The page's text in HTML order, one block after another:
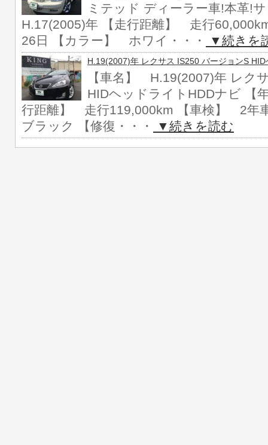
ミテッド ディーラー車!本革!
H.17(2005)年 【走行距離】 走行
26日 【カラー】 ホワイ・・・
▼続きを
H.19(2007)年 レクサス IS250 バージョンS
【車名】 H.19(2007)年 レク
HIDヘッドライトHDDナビ 【
行距離】 走行119,000km 【車検】 2年
ブラック 【修復・・・
▼続きを読む